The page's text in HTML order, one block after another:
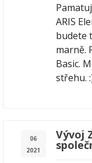
ARIS
budete
marně.
Basic.
střehu.
06
2021
Vývoj